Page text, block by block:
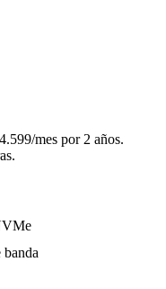
mes por 2 años.
banda